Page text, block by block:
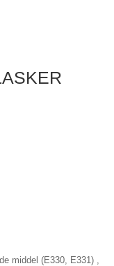
middel (E330, E331) ,